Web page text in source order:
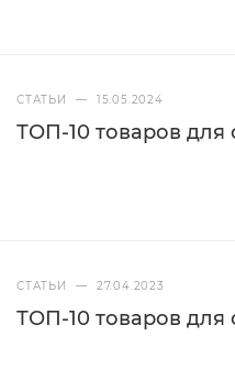
СТАТЬИ — 15.05.2024
ТОП-10 товаров для
СТАТЬИ — 27.04.2023
ТОП-10 товаров для